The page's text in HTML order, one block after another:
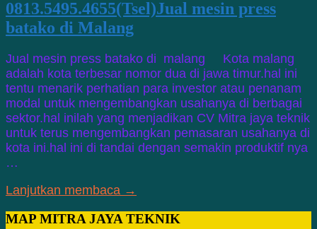
0813.5495.4655(Tsel)Jual mesin press
batako di Malang
Jual mesin press batako di malang Kota malang
adalah kota terbesar nomor dua di jawa timur.hal ini
tentu menarik perhatian para investor atau penanam
modal untuk mengembangkan usahanya di berbagai
sektor.hal inilah yang menjadikan CV Mitra jaya teknik
untuk terus mengembangkan pemasaran usahanya di
kota ini.hal ini di tandai dengan semakin produktif nya
…
Lanjutkan membaca →
MAP MITRA JAYA TEKNIK